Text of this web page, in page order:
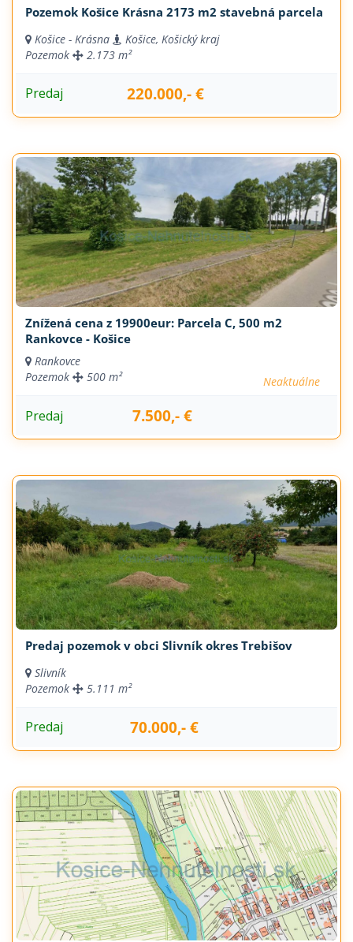
Pozemok Košice Krásna 2173 m2 stavebná parcela
Košice - Krásna
Košice, Košický kraj
Pozemok
2.173 m²
Predaj 220.000,- €
Znížená cena z 19900eur: Parcela C, 500 m2
Rankovce - Košice
Rankovce
Pozemok
Neaktuálne
500 m²
Predaj 7.500,- €
Predaj pozemok v obci Slivník okres Trebišov
Slivník
Pozemok
5.111 m²
Predaj 70.000,- €